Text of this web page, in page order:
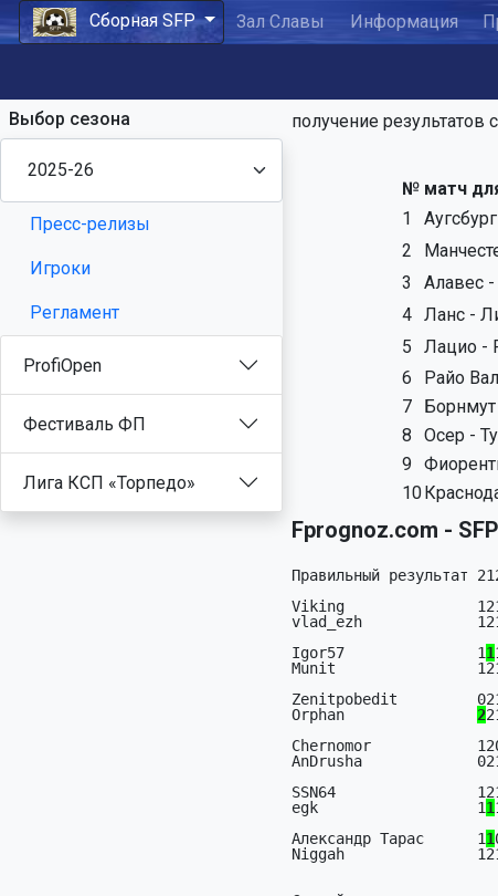
Сборная SFP Зал Славы Информация
Выбор сезона
Пресс-релизы
Игроки
Регламент
ProfiOpen
Фестиваль ФП
Лига КСП «Торпедо»
получение результатов с
№ матч
1
2
3
Алавес
4
Ланс -
5
Лацио -
6
Райо
7
8
Осер -
9
10
Fprognoz.com -
Правильный
Viking
vlad_ezh
Igor57               11
Munit
Zenitpobedit
Orphan 2
Chernomor
AnDrusha
SSN64
egk                  11
Александр Тарас      11
Niggah